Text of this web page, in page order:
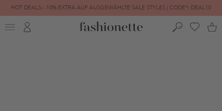
HOT DEALS: -10% EXTRA AUF AUSGEWÄHLTE SALE STYLES | CODE*: DEAL10
FINAL SALE | BIS ZU -80% REDUZIERT